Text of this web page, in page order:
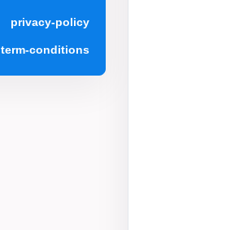
privacy-policy
term-conditions